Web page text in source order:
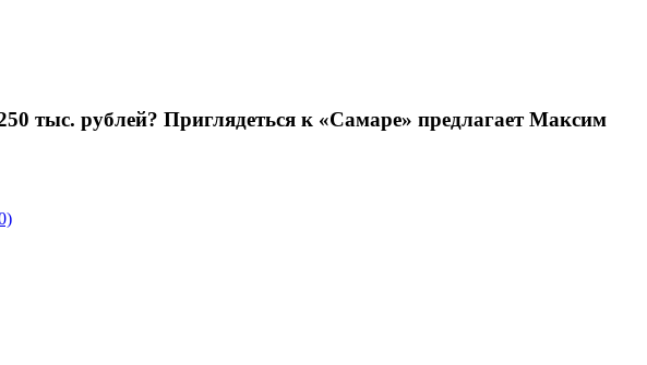
тыс. рублей? Приглядеться к «Самаре» предлагает Максим